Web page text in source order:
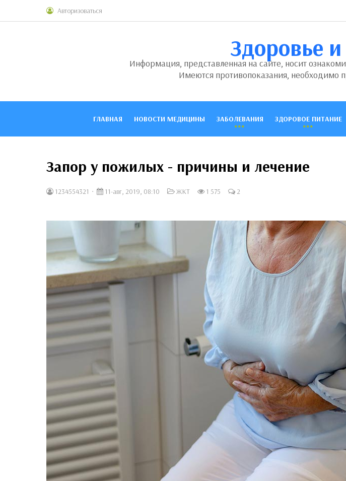
Авторизоваться
Здоровье
Информация, представленная на сайте, носит
Имеются противопоказания, необходимо
ГЛАВНАЯ НОВОСТИ МЕДИЦИНЫ ЗАБОЛЕВАНИЯ ЗДОРОВОЕ ПИТАНИЕ
Запор у пожилых - причины и лечение
1234554321 11-авг, 2019, 08:10 ЖКТ 1 575 2